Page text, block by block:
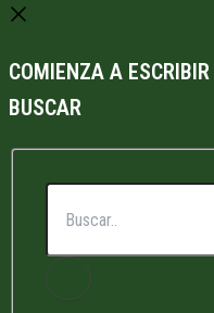
COMIENZA A
BUSCAR